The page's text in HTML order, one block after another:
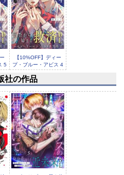
5
【10%OFF】ディー
プ・ブルー・アビス 4
話【...
社の作品